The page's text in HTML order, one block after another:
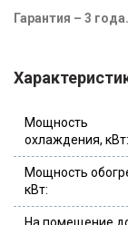
Гарантия – 3 года.
Мощность
охлаждения, кВт:
Мощность
кВт: